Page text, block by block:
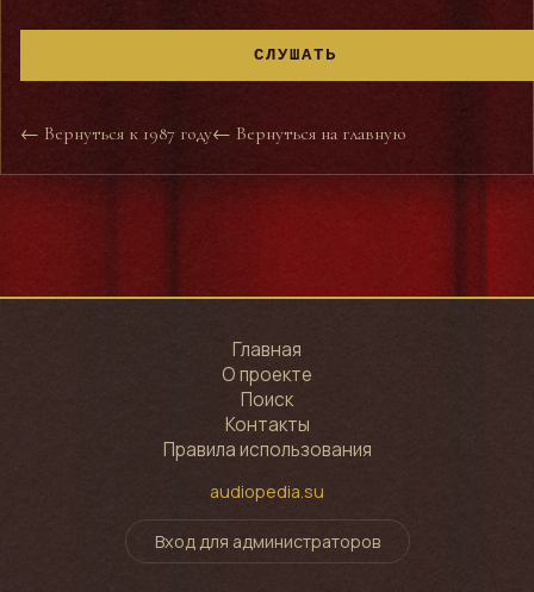
СЛУШАТЬ
← Вернуться к 1987 году← Вернуться на главную
Главная
О проекте
Поиск
Контакты
Правила использования
audiopedia.su
Вход для администраторов